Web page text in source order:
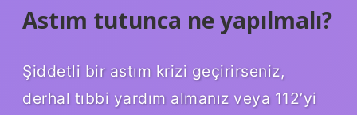
Astım tutunca ne yapılmalı?
Şiddetli bir astım krizi geçirirseniz,
derhal tıbbi yardım almanız veya 112’yi